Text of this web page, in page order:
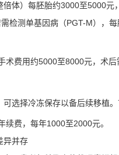
体）每胚胎约3000至5000元
检测单基因病（PGT-M），
术费用约5000至8000元，术
可选择冷冻保存以备后续移植
费，每年1000至2000元。
异并存